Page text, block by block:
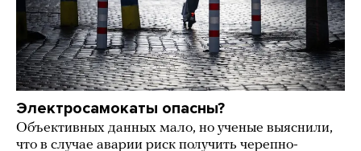
Электросамокаты опасны?
Объективных данных мало, но ученые выяснили,
что в случае аварии риск получить черепно-